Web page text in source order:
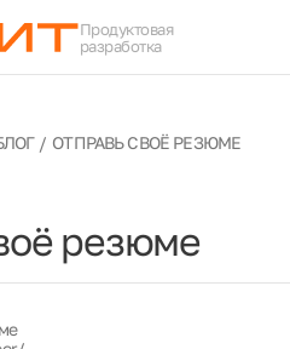
Продуктовая
разработка
ОТПРАВЬ СВОЁ РЕЗЮМЕ
резюме